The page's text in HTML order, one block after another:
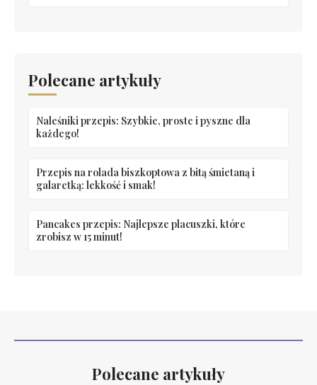
Polecane artykuły
Naleśniki przepis: Szybkie, proste i pyszne dla
każdego!
Przepis na rolada biszkoptowa z bitą śmietaną i
galaretką: lekkość i smak!
Pancakes przepis: Najlepsze placuszki, które
zrobisz w 15 minut!
Polecane artykuły